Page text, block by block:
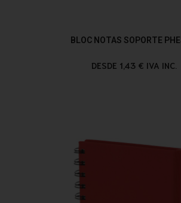
BLOC NOTAS SOPORTE
DESDE 1,43 € IVA INC.